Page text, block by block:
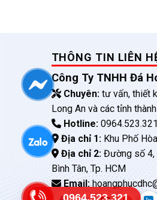
THÔNG TIN LIÊN
Công Ty TNHH Đá
Chuyên:tư vấn, thiết
Long An và các tỉnh
Hotline:
Địa chỉ 1:Khu Phố
Địa chỉ 2:Đường số 4,
Bình Tân, Tp. HCM
Email: